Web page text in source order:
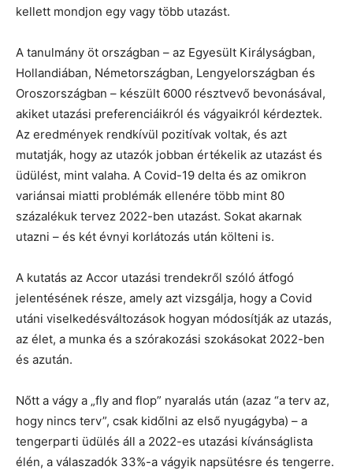
kellett mondjon egy vagy több utazást.
A tanulmány öt országban – az Egyesült Királyságban,
Hollandiában, Németországban, Lengyelországban és
Oroszországban – készült 6000 résztvevő bevonásával,
akiket utazási preferenciáikról és vágyaikról kérdeztek.
Az eredmények rendkívül pozitívak voltak, és azt
mutatják, hogy az utazók jobban értékelik az utazást és
üdülést, mint valaha. A Covid-19 delta és az omikron
variánsai miatti problémák ellenére több mint 80
százalékuk tervez 2022-ben utazást. Sokat akarnak
utazni – és két évnyi korlátozás után költeni is.
A kutatás az Accor utazási trendekről szóló átfogó
jelentésének része, amely azt vizsgálja, hogy a Covid
utáni viselkedésváltozások hogyan módosítják az utazás,
az élet, a munka és a szórakozási szokásokat 2022-ben
és azután.
Nőtt a vágy a „fly and flop” nyaralás után (azaz “a terv az,
hogy nincs terv”, csak kidőlni az első nyugágyba) – a
tengerparti üdülés áll a 2022-es utazási kívánságlista
élén, a válaszadók 33%-a vágyik napsütésre és tengerre.